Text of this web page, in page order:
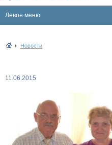
Левое меню
Новости
11.06.2015